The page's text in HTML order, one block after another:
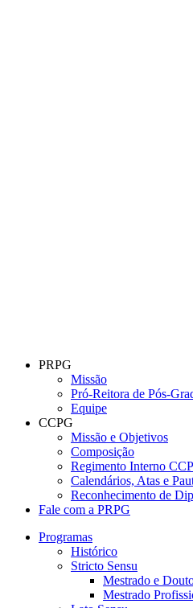
PRPG
Missão
Pró-Reitora de Pós-
Equipe
CCPG
Missão e Objetivos
Composição
Regimento Interno
Calendários, Atas e
Reconhecimento de
Fale com a PRPG
Programas
Histórico
Stricto Sensu
Mestrado e
Mestrado